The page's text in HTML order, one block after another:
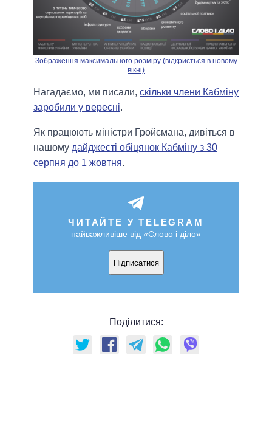
Зображення максимального розміру (відкриється в новому
вікні)
Нагадаємо, ми писали, скільки члени Кабміну
заробили у вересні.
Як працюють міністри Гройсмана, дивіться в
нашому дайджесті обіцянок Кабміну з 30
серпня до 1 жовтня.
ЧИТАЙТЕ У TELEGRAM
найважливіше від «Слово і діло»
Підписатися
Поділитися: